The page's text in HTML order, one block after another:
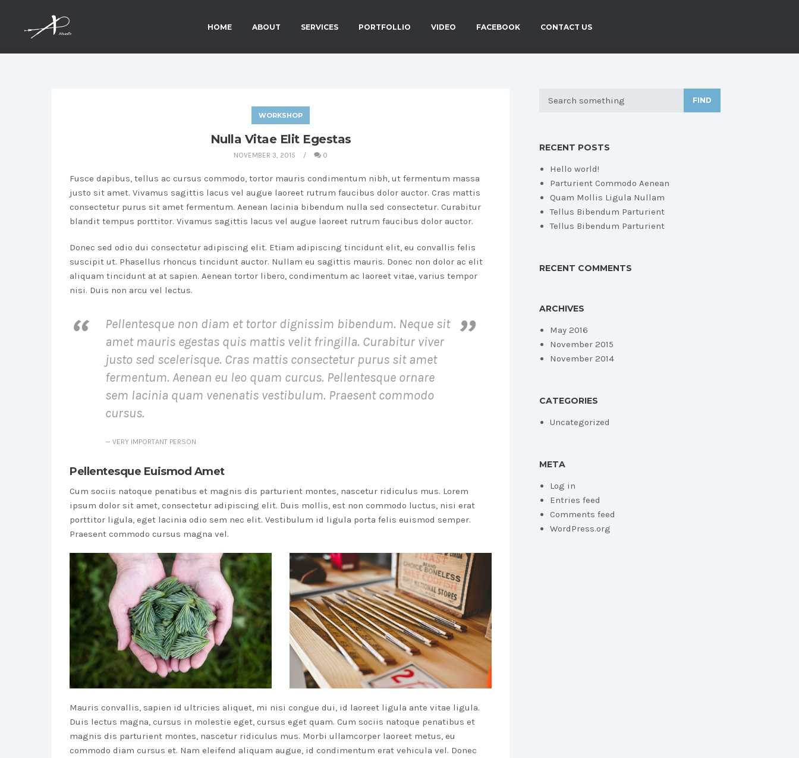
HOME ABOUT SERVICES PORTFOLLIO VIDEO FACEBOOK CONTACT US
WORKSHOP
Nulla Vitae Elit Egestas
NOVEMBER 3, 2015 0
Fusce dapibus, tellus ac cursus commodo, tortor mauris condimentum nibh, ut fermentum massa
justo sit amet. Vivamus sagittis lacus vel augue laoreet rutrum faucibus dolor auctor. Cras mattis
consectetur purus sit amet fermentum. Aenean lacinia bibendum nulla sed consectetur. Curabitur
blandit tempus porttitor. Vivamus sagittis lacus vel augue laoreet rutrum faucibus dolor auctor.
Donec sed odio dui consectetur adipiscing elit. Etiam adipiscing tincidunt elit, eu convallis felis
suscipit ut. Phasellus rhoncus tincidunt auctor. Nullam eu sagittis mauris. Donec non dolor ac elit
aliquam tincidunt at at sapien. Aenean tortor libero, condimentum ac laoreet vitae, varius tempor
nisi. Duis non arcu vel lectus.
Pellentesque non diam et tortor dignissim bibendum. Neque sit
amet mauris egestas quis mattis velit fringilla. Curabitur viver
justo sed scelerisque. Cras mattis consectetur purus sit amet
fermentum. Aenean eu leo quam curcus. Pellentesque ornare
sem lacinia quam venenatis vestibulum. Praesent commodo
cursus.
VERY IMPORTANT PERSON
Pellentesque Euismod Amet
Cum sociis natoque penatibus et magnis dis parturient montes, nascetur ridiculus mus. Lorem
ipsum dolor sit amet, consectetur adipiscing elit. Duis mollis, est non commodo luctus, nisi erat
porttitor ligula, eget lacinia odio sem nec elit. Vestibulum id ligula porta felis euismod semper.
Praesent commodo cursus magna vel.
Mauris convallis, sapien id ultricies aliquet, mi nisi congue dui, id laoreet ligula ante vitae ligula.
Duis lectus magna, cursus in molestie eget, cursus eget quam. Cum sociis natoque penatibus et
magnis dis parturient montes, nascetur ridiculus mus. Morbi ullamcorper laoreet metus, eu
commodo diam cursus et. Nam eleifend aliquam augue, id condimentum erat vehicula vel. Donec
FIND
RECENT POSTS
Hello world!
Parturient Commodo Aenean
Quam Mollis Ligula Nullam
Tellus Bibendum Parturient
Tellus Bibendum Parturient
RECENT COMMENTS
ARCHIVES
May 2016
November 2015
November 2014
CATEGORIES
Uncategorized
META
Log in
Entries feed
Comments feed
WordPress.org